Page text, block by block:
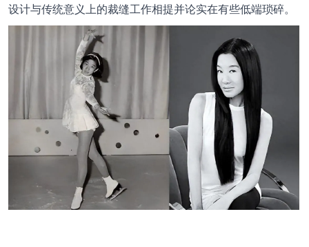
设计与传统意义上的裁缝工作相提并论实在有些低端琐碎。